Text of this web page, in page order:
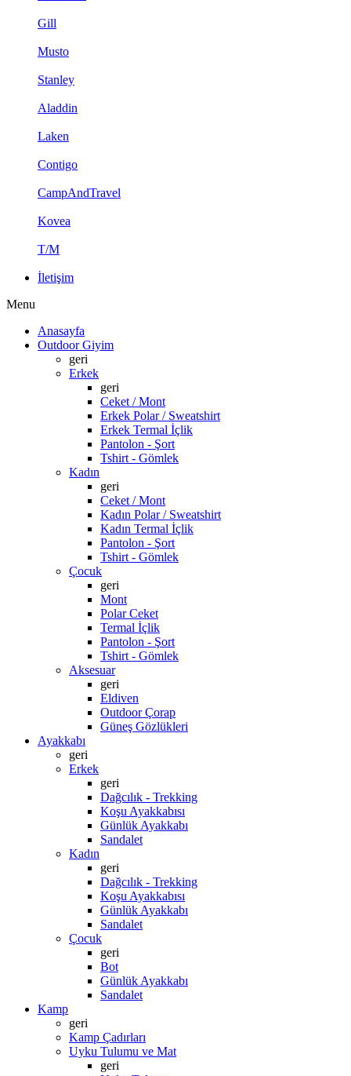
Gill
Musto
Stanley
Aladdin
Laken
Contigo
CampAndTravel
Kovea
T/M
İletişim
Menu
Anasayfa
Outdoor Giyim
geri
Erkek
geri
Ceket / Mont
Erkek Polar / Sweatshirt
Erkek Termal İçlik
Pantolon - Şort
Tshirt - Gömlek
Kadın
geri
Ceket / Mont
Kadın Polar / Sweatshirt
Kadın Termal İçlik
Pantolon - Şort
Tshirt - Gömlek
Çocuk
geri
Mont
Polar Ceket
Termal İçlik
Pantolon - Şort
Tshirt - Gömlek
Aksesuar
geri
Eldiven
Outdoor Çorap
Güneş Gözlükleri
Ayakkabı
geri
Erkek
geri
Dağcılık - Trekking
Koşu Ayakkabısı
Günlük Ayakkabı
Sandalet
Kadın
geri
Dağcılık - Trekking
Koşu Ayakkabısı
Günlük Ayakkabı
Sandalet
Çocuk
geri
Bot
Günlük Ayakkabı
Sandalet
Kamp
geri
Kamp Çadırları
Uyku Tulumu ve Mat
geri